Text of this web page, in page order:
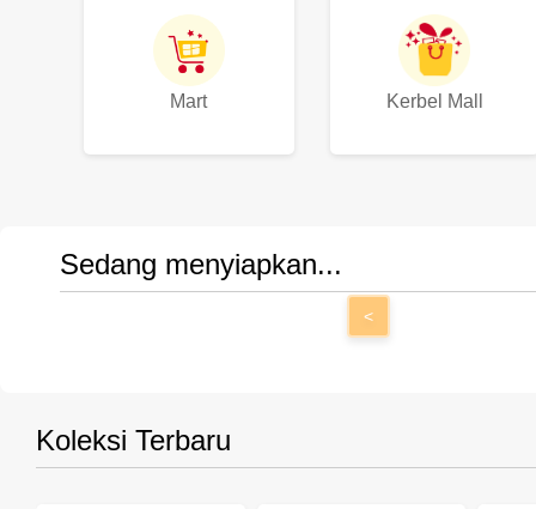
Mart Kerbel Mall
Sedang menyiapkan...
<
Koleksi Terbaru